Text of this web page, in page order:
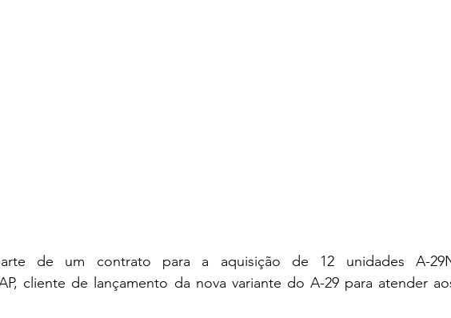
de um contrato para a aquisição de 12 unidades A-
cliente de lançamento da nova variante do A-29 para atender